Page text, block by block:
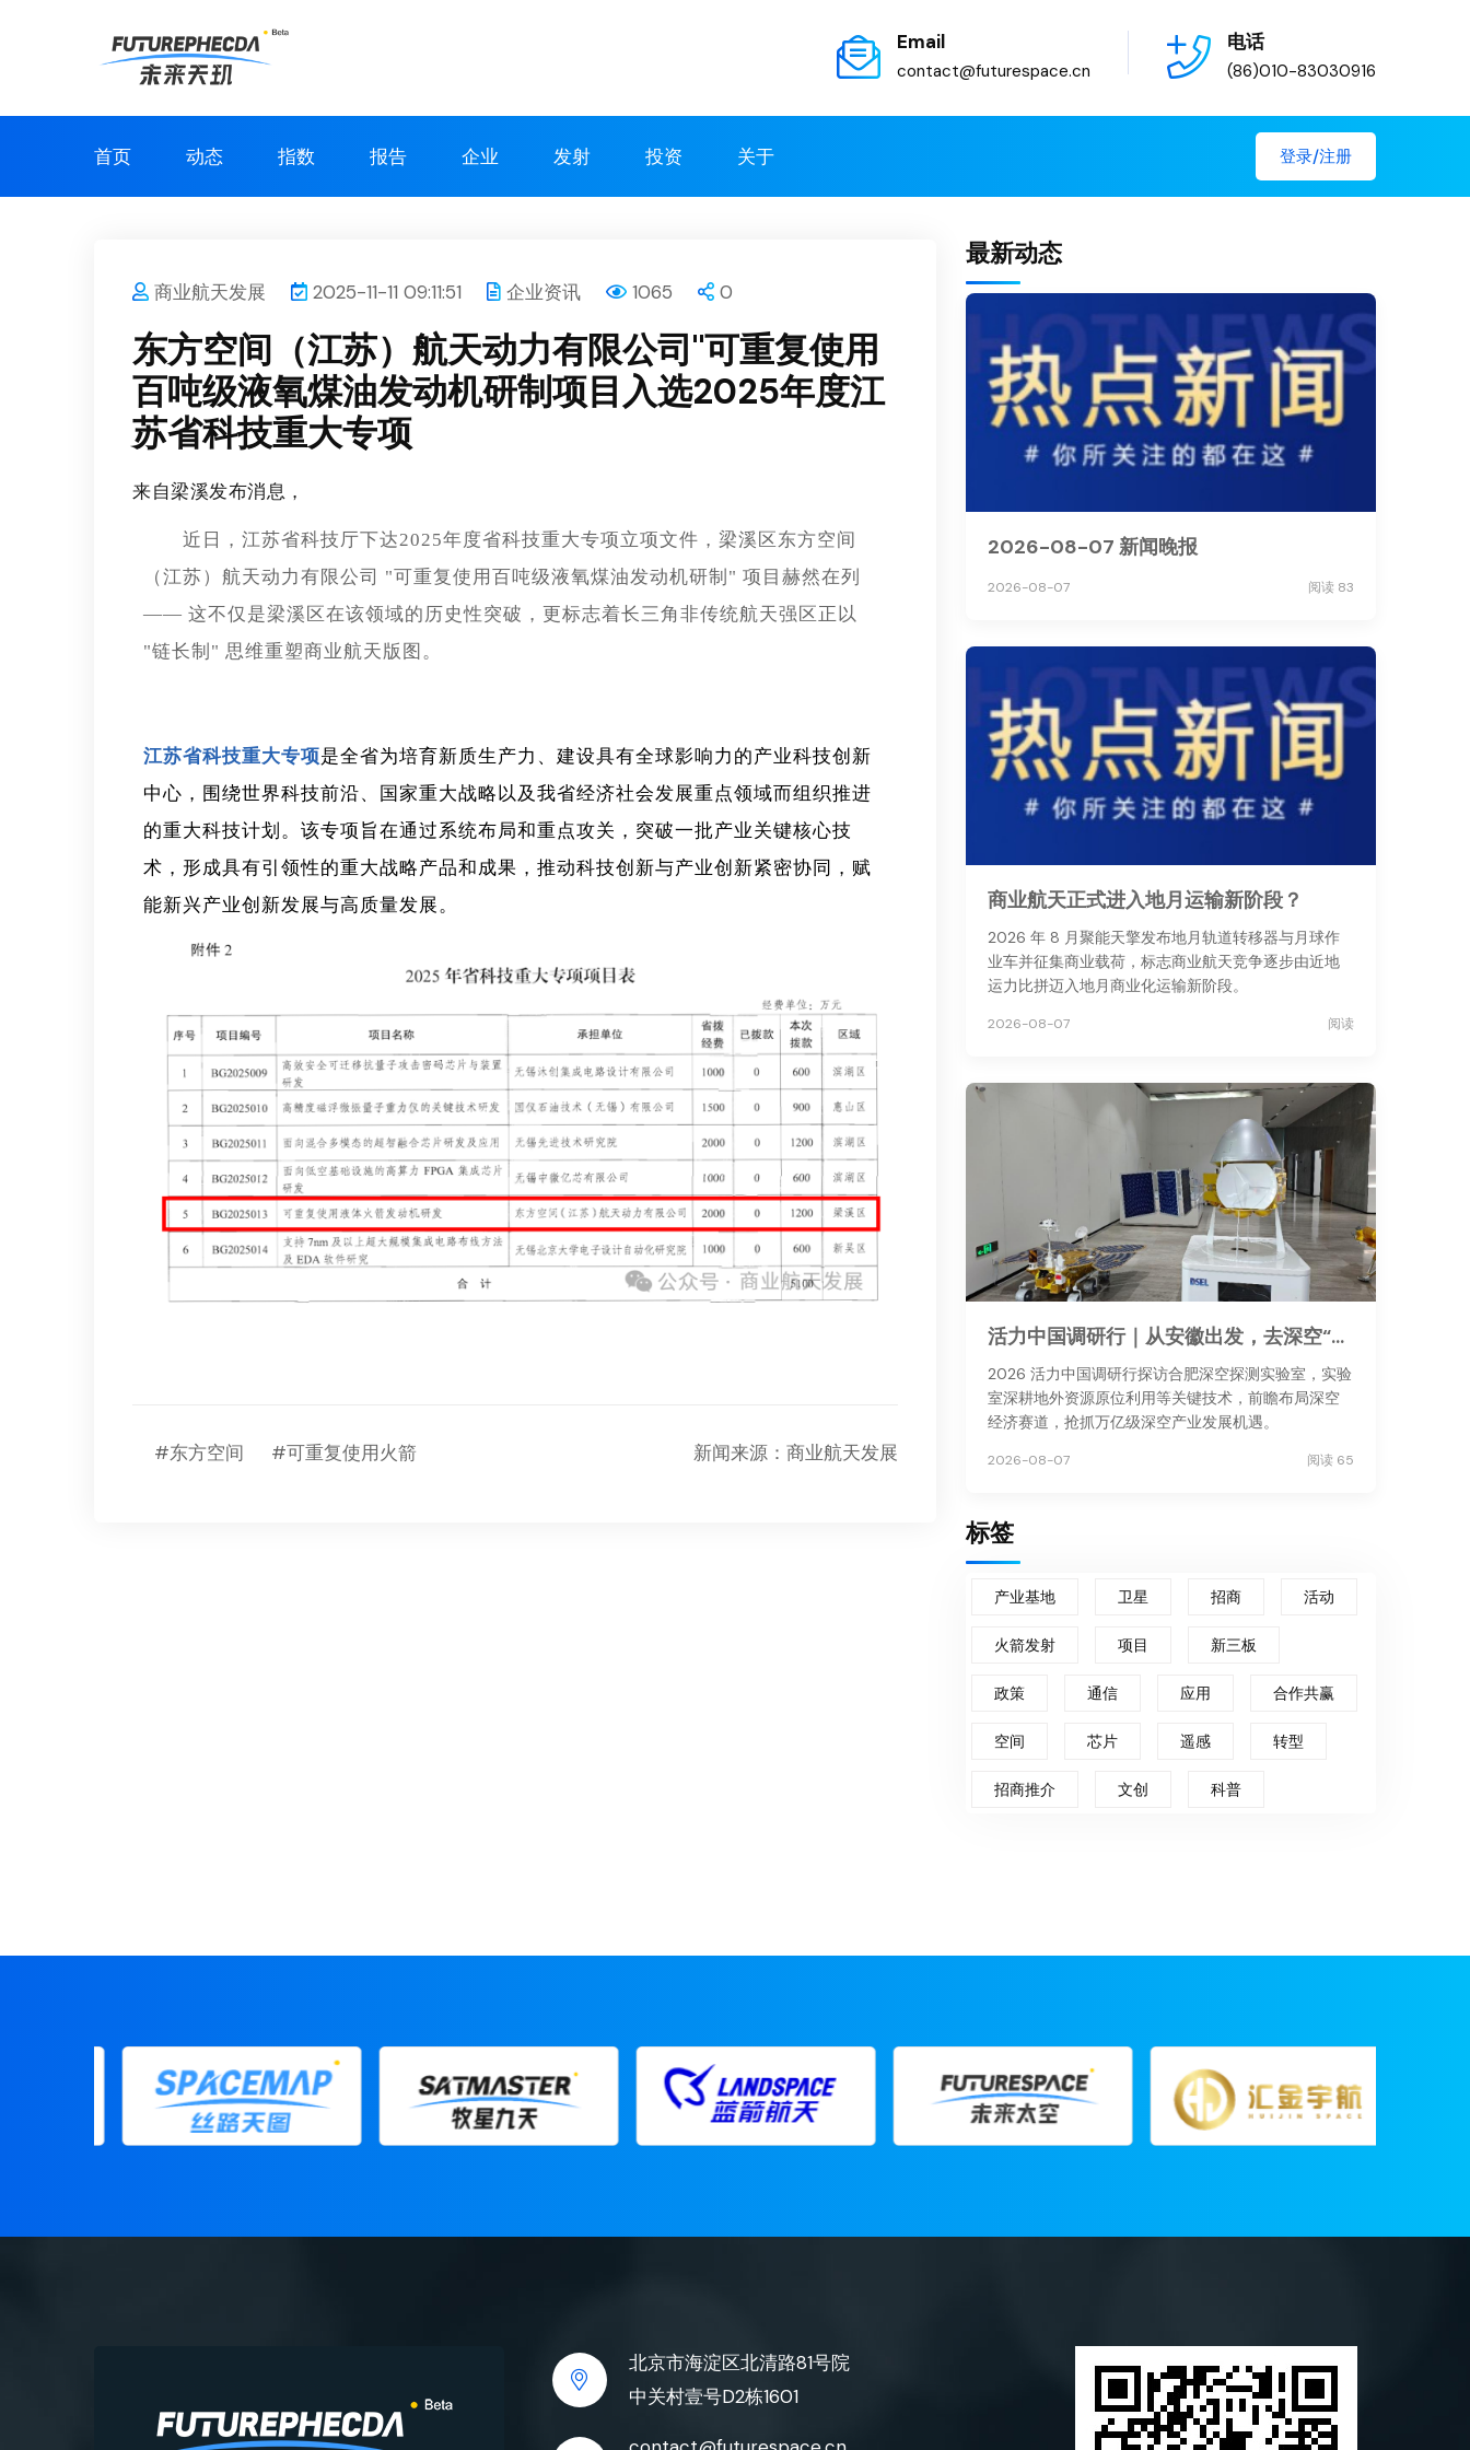
Email
contact@futurespace.cn
电话
(86)010-83030916
首页 动态 指数 报告 企业 发射 投资 关于 登录/注册
商业航天发展 2025-11-11 09:11:51 企业资讯 1065 0
东方空间（江苏）航天动力有限公司"可重复使用
百吨级液氧煤油发动机研制项目入选2025年度江
苏省科技重大专项
来自梁溪发布消息，
近日，江苏省科技厅下达2025年度省科技重大专项立项文件，梁溪区东方空间
（江苏）航天动力有限公司 "可重复使用百吨级液氧煤油发动机研制" 项目赫然在列
—— 这不仅是梁溪区在该领域的历史性突破，更标志着长三角非传统航天强区正以
"链长制" 思维重塑商业航天版图。
江苏省科技重大专项是全省为培育新质生产力、建设具有全球影响力的产业科技创新
中心，围绕世界科技前沿、国家重大战略以及我省经济社会发展重点领域而组织推进
的重大科技计划。该专项旨在通过系统布局和重点攻关，突破一批产业关键核心技
术，形成具有引领性的重大战略产品和成果，推动科技创新与产业创新紧密协同，赋
能新兴产业创新发展与高质量发展。
#东方空间 #可重复使用火箭 新闻来源：商业航天发展
最新动态
2026-08-07 新闻晚报
2026-08-07 阅读 83
商业航天正式进入地月运输新阶段？
2026 年 8 月聚能天擎发布地月轨道转移器与月球作
业车并征集商业载荷，标志商业航天竞争逐步由近地
运力比拼迈入地月商业化运输新阶段。
2026-08-07 阅读
活力中国调研行｜从安徽出发，去深空“安家”
2026 活力中国调研行探访合肥深空探测实验室，实验
室深耕地外资源原位利用等关键技术，前瞻布局深空
经济赛道，抢抓万亿级深空产业发展机遇。
2026-08-07 阅读 65
标签
产业基地 卫星 招商 活动
火箭发射 项目 新三板
政策 通信 应用 合作共赢
空间 芯片 遥感 转型
招商推介 文创 科普
北京市海淀区北清路81号院
中关村壹号D2栋1601